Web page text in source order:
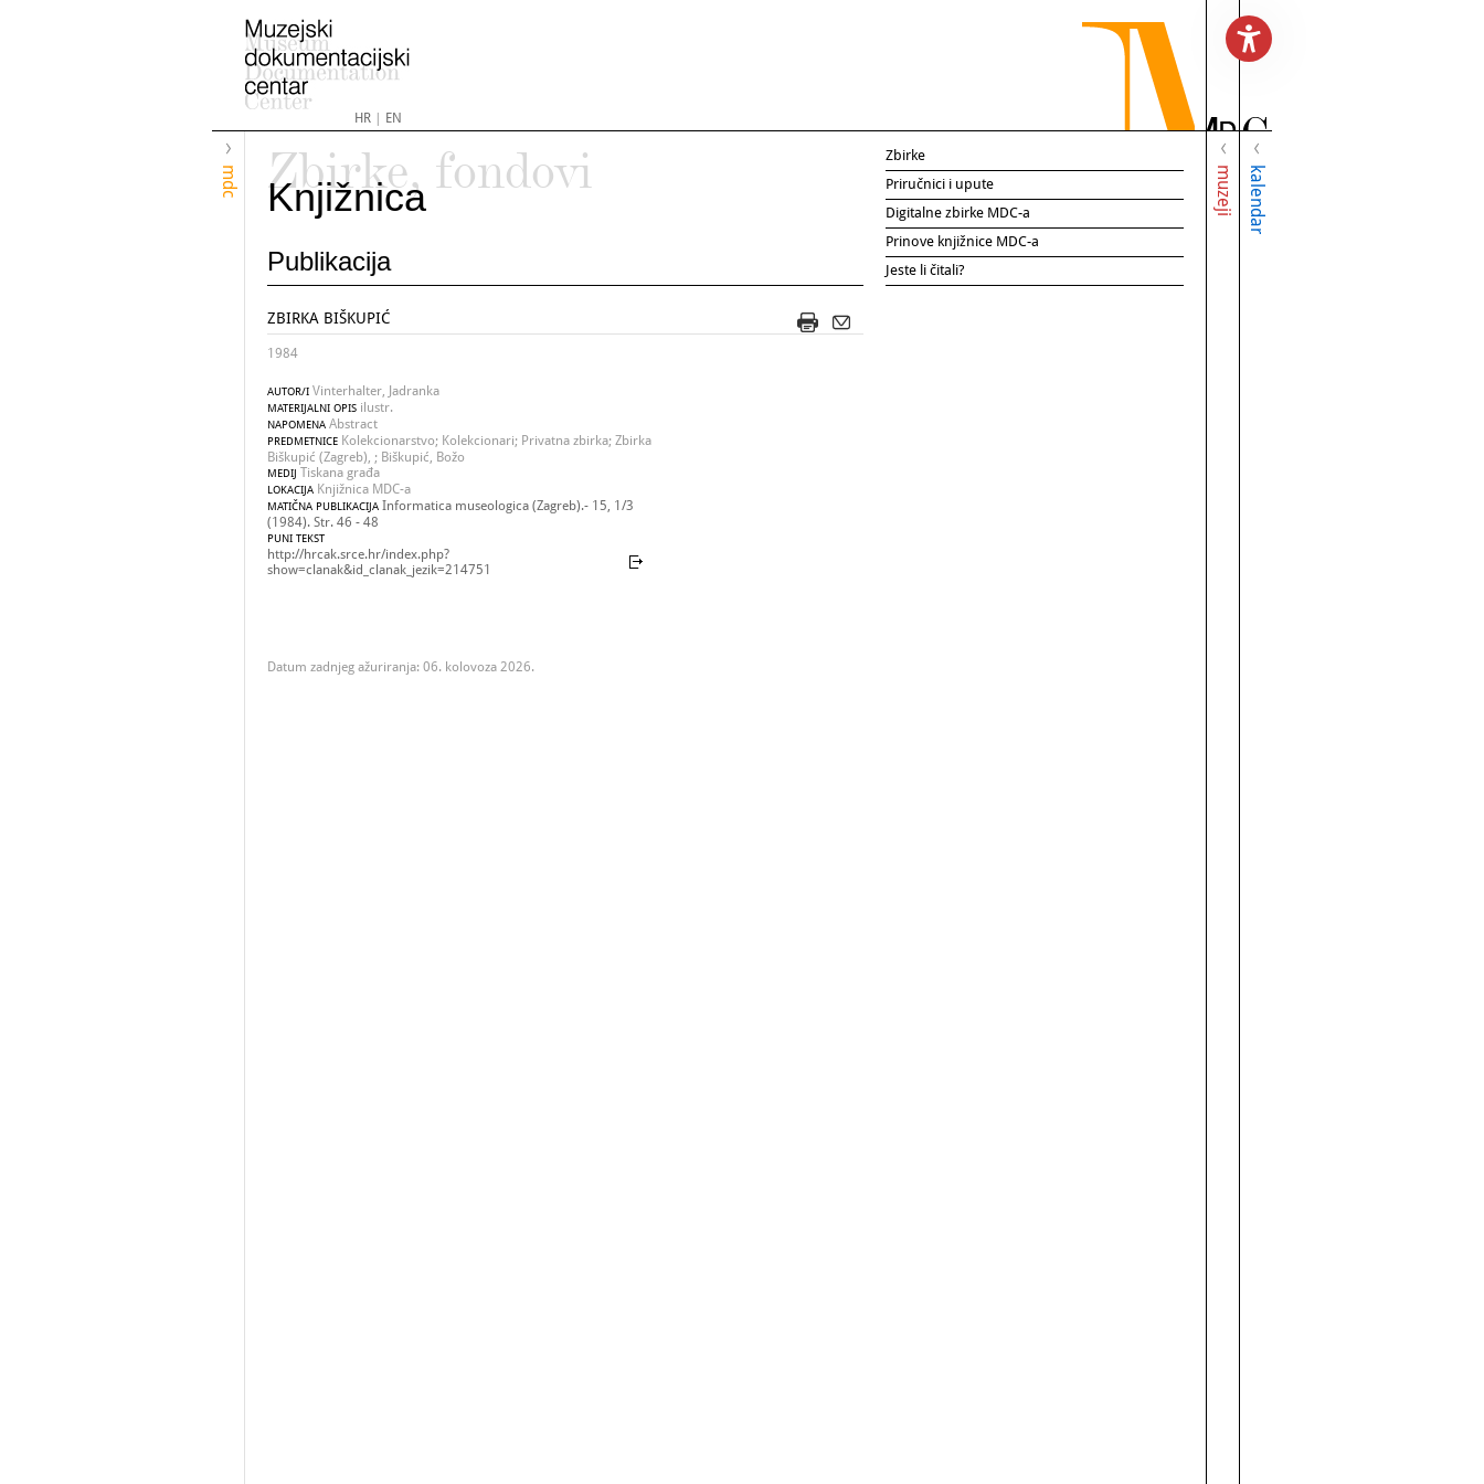
HR| EN
mdc muzeji kalendar
Zbirke, fondovi
Knjižnica
Publikacija
ZBIRKA BIŠKUPIĆ
1984
AUTOR/I Vinterhalter, Jadranka
MATERIJALNI OPIS ilustr.
NAPOMENA Abstract
PREDMETNICE Kolekcionarstvo; Kolekcionari; Privatna zbirka; Zbirka
Biškupić (Zagreb), ; Biškupić, Božo
MEDIJ Tiskana građa
LOKACIJA Knjižnica MDC-a
MATIČNA PUBLIKACIJA Informatica museologica (Zagreb).- 15, 1/3
(1984). Str. 46 - 48
PUNI TEKST
http://hrcak.srce.hr/index.php?
show=clanak&id_clanak_jezik=214751
Datum zadnjeg ažuriranja: 06. kolovoza 2026.
Zbirke
Priručnici i upute
Digitalne zbirke MDC-a
Prinove knjižnice MDC-a
Jeste li čitali?